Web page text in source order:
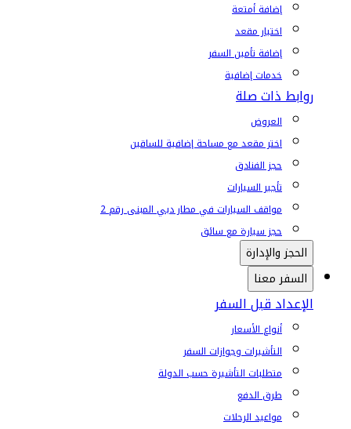
إضافة أمتعة
اختيار مقعد
إضافة تأمين السفر
خدمات إضافية
روابط ذات صلة
العروض
اختر مقعد مع مساحة إضافية للساقين
حجز الفنادق
تأجير السيارات
مواقف السيارات في مطار دبي المبنى رقم 2
حجز سيارة مع سائق
الحجز والإدارة
السفر معنا
الإعداد قبل السفر
أنواع الأسعار
التأشيرات وجوازات السفر
متطلبات التأشيرة حسب الدولة
طرق الدفع
مواعيد الرحلات